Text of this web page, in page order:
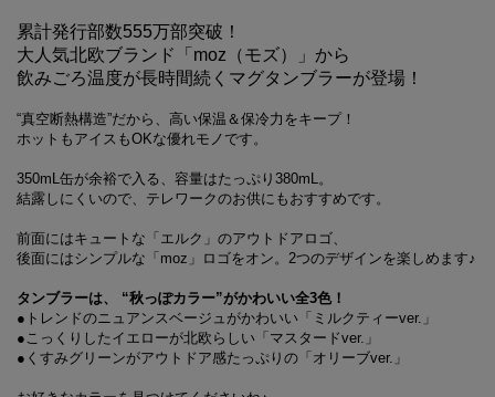
累計発行部数555万部突破！
大人気北欧ブランド「moz（モズ）」から
飲みごろ温度が長時間続くマグタンブラーが登場！
“真空断熱構造”だから、高い保温＆保冷力をキープ！
ホットもアイスもOKな優れモノです。
350mL缶が余裕で入る、容量はたっぷり380mL。
結露しにくいので、テレワークのお供にもおすすめです。
前面にはキュートな「エルク」のアウトドアロゴ、
後面にはシンプルな「moz」ロゴをオン。2つのデザインを楽しめます♪
タンブラーは、 “秋っぽカラー”がかわいい全3色！
●トレンドのニュアンスベージュがかわいい「ミルクティーver.」
●こっくりしたイエローが北欧らしい「マスタードver.」
●くすみグリーンがアウトドア感たっぷりの「オリーブver.」